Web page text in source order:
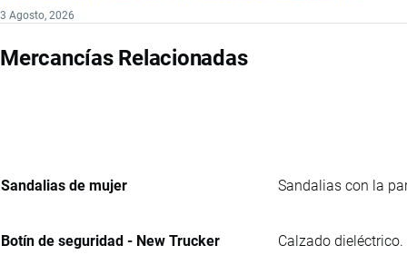
3 Agosto, 2026
Mercancías Relacionadas
Sandalias de mujer Sandalias con la
Botín de seguridad - New Trucker Calzado dieléctrico.